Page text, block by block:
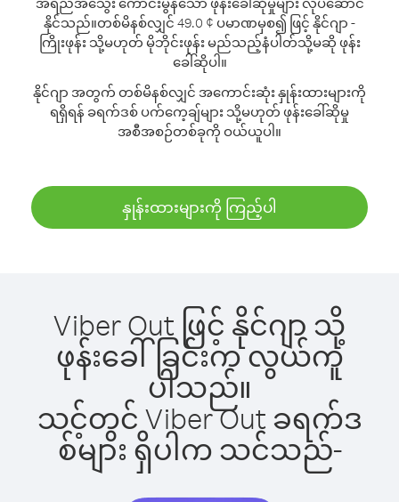
နိုင်သည်။တစ်မိနစ်လျှင် 49.0 ¢ ပမာဏမှစ၍ ဖြင့် နိုင်ဂျာ -
ကြိုးဖုန်း သို့မဟုတ် မိုဘိုင်းဖုန်း မည်သည့်နံပါတ်သို့မဆို ဖုန်း
ခေါ်ဆိုပါ။
နိုင်ဂျာ အတွက် တစ်မိနစ်လျှင် အကောင်းဆုံး နှုန်းထားများကို
ရရှိရန် ခရက်ဒစ် ပက်ကေ့ချ်များ သို့မဟုတ် ဖုန်းခေါ်ဆိုမှု
အစီအစဉ်တစ်ခုကို ဝယ်ယူပါ။
နှုန်းထားများကို ကြည့်ပါ
Viber Out ဖြင့် နိုင်ဂျာ သို့
ဖုန်းခေါ်ခြင်းက လွယ်ကူ
ပါသည်။
သင့်တွင် Viber Out ခရက်ဒ
စ်များ ရှိပါက သင်သည်-